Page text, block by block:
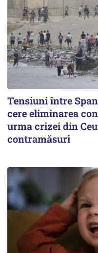
Tensiuni între
cere eliminarea
urma crizei din
contramăsuri